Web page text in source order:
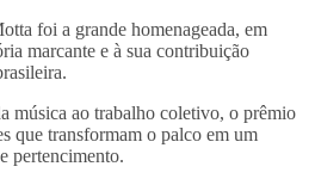
foi a grande homenageada, em
marcante e à sua contribuição
música ao trabalho coletivo, o prêmio
que transformam o palco em um
pertencimento.